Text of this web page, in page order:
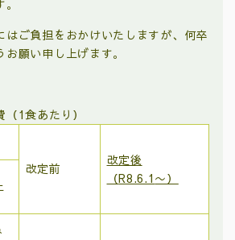
はご負担をおかけいたしますが、何卒
願い申し上げます。
（1食あたり）
改定前
改定後
（R8.6.1 〜）